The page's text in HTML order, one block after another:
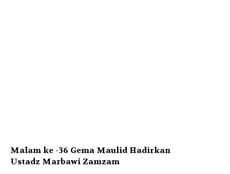
Malam ke -36 Gema Maulid Hadirkan
Ustadz Marbawi Zamzam